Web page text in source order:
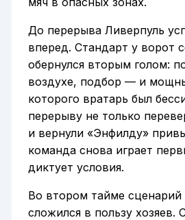
До перерыва Ливерпуль
вперед. Стандарт у ворот
обернулся вторым голом:
воздухе, подбор — и
которого вратарь был
перерыву не только
и вернули «Энфилду»
команда снова играет
диктует условия.
Во втором тайме сценарий
сложился в пользу хозяев.